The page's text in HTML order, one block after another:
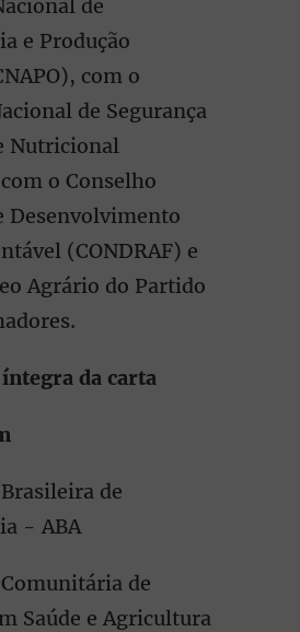
de
e Produção
com o
de Segurança
Nutricional
o Conselho
Desenvolvimento
(CONDRAF) e
Agrário do Partido
da carta
de
- ABA
de
Saúde e Agricultura